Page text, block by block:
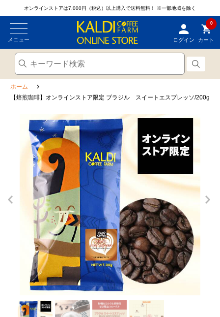
オンラインストアは7,000円（税込）以上購入で送料無料！ ※一部地域を除く
メニュー ログイン
0
カート
ホーム
【焙煎珈琲】オンラインストア限定 ブラジル スイートエスプレッソ/200g